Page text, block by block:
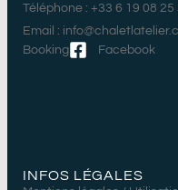
Téléphone : +33 6 19 08 25
Email :
Booking
Facebook
INFOS LÉGALES